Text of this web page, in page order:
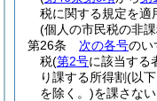
税に関する規定を適
(個人の市民税の非
第26条
次の各号のい
税(第2号に該当する
り課する所得割(以
を除く。)を課さない